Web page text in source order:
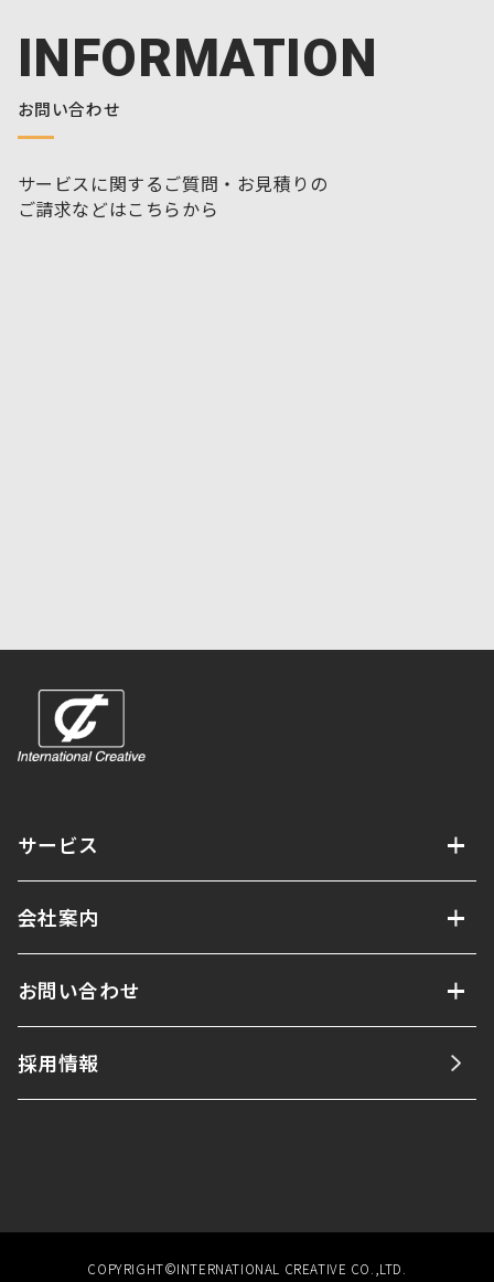
INFORMATION
お問い合わせ
サービスに関するご質問・お見積りの
ご請求などはこちらから
サービス
会社案内
お問い合わせ
採用情報
COPYRIGHT©INTERNATIONAL CREATIVE CO.,LTD.